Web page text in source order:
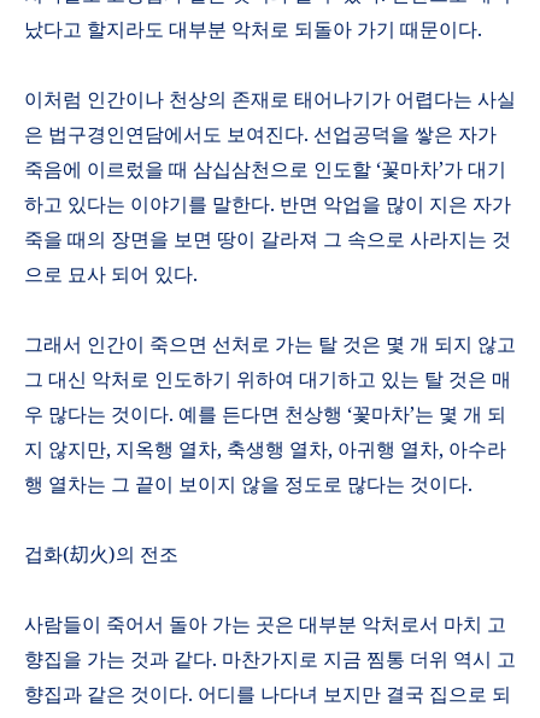
났다고 할지라도 대부분 악처로 되돌아 가기 때문이다.
이처럼 인간이나 천상의 존재로 태어나기가 어렵다는 사실
은 법구경인연담에서도 보여진다. 선업공덕을 쌓은 자가
죽음에 이르렀을 때 삼십삼천으로 인도할 ‘꽃마차’가 대기
하고 있다는 이야기를 말한다. 반면 악업을 많이 지은 자가
죽을 때의 장면을 보면 땅이 갈라져 그 속으로 사라지는 것
으로 묘사 되어 있다.
그래서 인간이 죽으면 선처로 가는 탈 것은 몇 개 되지 않고
그 대신 악처로 인도하기 위하여 대기하고 있는 탈 것은 매
우 많다는 것이다. 예를 든다면 천상행 ‘꽃마차’는 몇 개 되
지 않지만, 지옥행 열차, 축생행 열차, 아귀행 열차, 아수라
행 열차는 그 끝이 보이지 않을 정도로 많다는 것이다.
겁화(刧火)의 전조
사람들이 죽어서 돌아 가는 곳은 대부분 악처로서 마치 고
향집을 가는 것과 같다. 마찬가지로 지금 찜통 더위 역시 고
향집과 같은 것이다. 어디를 나다녀 보지만 결국 집으로 되